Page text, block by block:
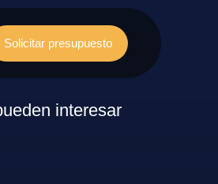
Solicitar presupuesto
interesar